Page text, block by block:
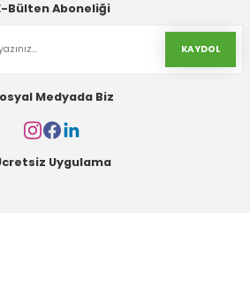
Bülten Aboneliği
KAYDOL
Medyada Biz
Uygulama